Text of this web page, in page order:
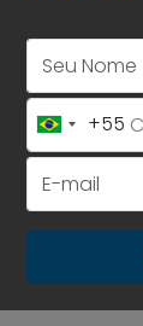
Brazil
+55
+55